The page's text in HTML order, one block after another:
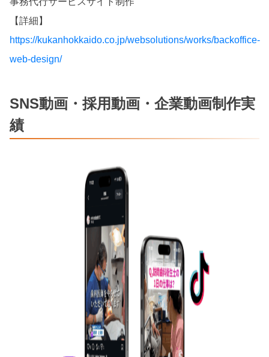
【詳細】
https://kukanhokkaido.co.jp/websolutions/works/backoffice-
web-design/
SNS動画・採用動画・企業動画制作実
績